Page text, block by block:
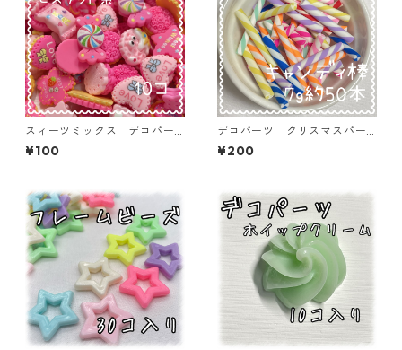
スィーツミックス デコパー
ツ ビスケット系 10個入
り 貼り付けパーツ【DP-SW-
¥100
デコパーツ クリスマスパー
ツ キャンディ棒 7ｇ約50本
入り 貼り付けパーツ【DP-x
¥200